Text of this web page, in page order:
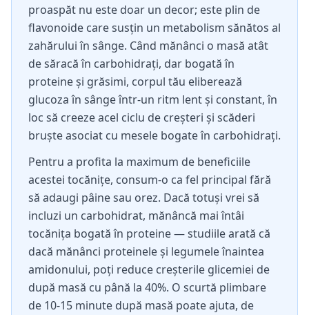
proaspăt nu este doar un decor; este plin de
flavonoide care susțin un metabolism sănătos al
zahărului în sânge. Când mănânci o masă atât
de săracă în carbohidrați, dar bogată în
proteine și grăsimi, corpul tău eliberează
glucoza în sânge într-un ritm lent și constant, în
loc să creeze acel ciclu de creșteri și scăderi
bruște asociat cu mesele bogate în carbohidrați.
Pentru a profita la maximum de beneficiile
acestei tocănițe, consum-o ca fel principal fără
să adaugi pâine sau orez. Dacă totuși vrei să
incluzi un carbohidrat, mănâncă mai întâi
tocănița bogată în proteine — studiile arată că
dacă mănânci proteinele și legumele înaintea
amidonului, poți reduce creșterile glicemiei de
după masă cu până la 40%. O scurtă plimbare
de 10-15 minute după masă poate ajuta, de